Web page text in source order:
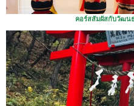
คอร์สสัมผัสกับวัฒน